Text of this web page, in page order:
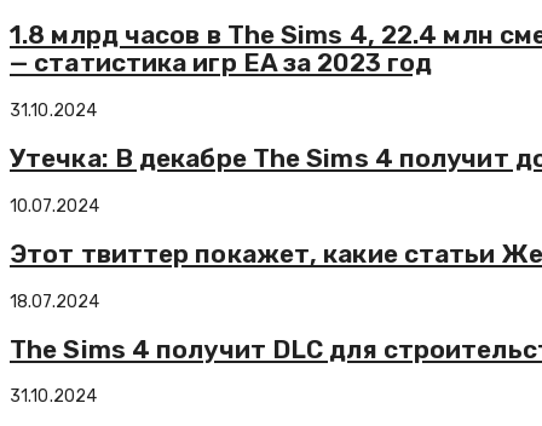
1.8 млрд часов в The Sims 4, 22.4 млн
— статистика игр EA за 2023 год
31.10.2024
Утечка: В декабре The Sims 4 получит
10.07.2024
Этот твиттер покажет, какие статьи
18.07.2024
The Sims 4 получит DLC для
31.10.2024